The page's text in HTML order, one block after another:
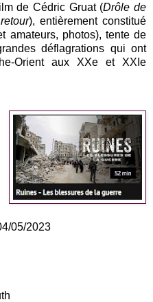
de Cédric Gruat (Drôle de
), entièrement constitué
amateurs, photos), tente de
déflagrations qui ont
Orient aux XXe et XXIe
05/2023